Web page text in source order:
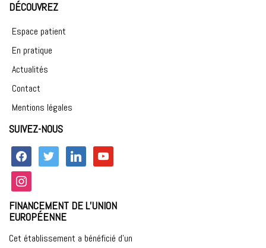
DÉCOUVREZ
Espace patient
En pratique
Actualités
Contact
Mentions légales
SUIVEZ-NOUS
facebook twitter linkedin
youtube
instagram
FINANCEMENT DE L’UNION
EUROPÉENNE
Cet établissement a bénéficié d’un